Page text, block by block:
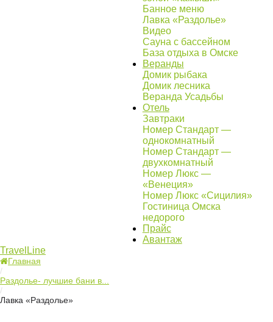
Банное меню
Лавка «Раздолье»
Видео
Сауна с бассейном
База отдыха в Омске
Веранды
Домик рыбака
Домик лесника
Веранда Усадьбы
Отель
Завтраки
Номер Стандарт —
однокомнатный
Номер Стандарт —
двухкомнатный
Номер Люкс —
«Венеция»
Номер Люкс «Сицилия»
Гостиница Омска
недорого
Прайс
Авантаж
TravelLine
Главная
/
Раздолье- лучшие бани в...
/
Лавка «Раздолье»